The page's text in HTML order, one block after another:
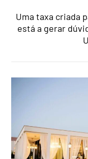
Uma taxa criada
está a gerar